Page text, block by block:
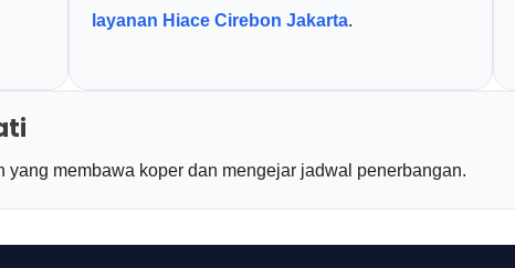
layanan Hiace Cirebon Jakarta.
membawa koper dan mengejar jadwal penerbangan.